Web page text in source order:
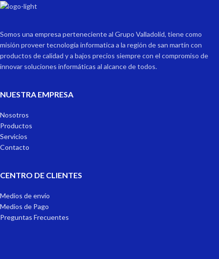
Somos una empresa perteneciente al Grupo Valladolid, tiene como
misión proveer tecnología informatica a la región de san martín con
productos de calidad y a bajos precios siempre con el compromiso de
innovar soluciones informáticas al alcance de todos.
NUESTRA EMPRESA
Nosotros
Productos
Servicios
Contacto
CENTRO DE CLIENTES
Medios de envío
Medios de Pago
Preguntas Frecuentes